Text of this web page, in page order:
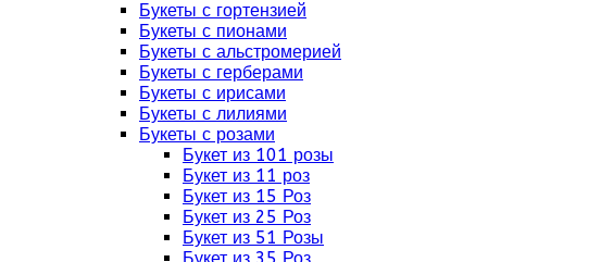
Букеты с гортензией
Букеты с пионами
Букеты с альстромерией
Букеты с герберами
Букеты с ирисами
Букеты с лилиями
Букеты с розами
Букет из 101 розы
Букет из 11 роз
Букет из 15 Роз
Букет из 25 Роз
Букет из 51 Розы